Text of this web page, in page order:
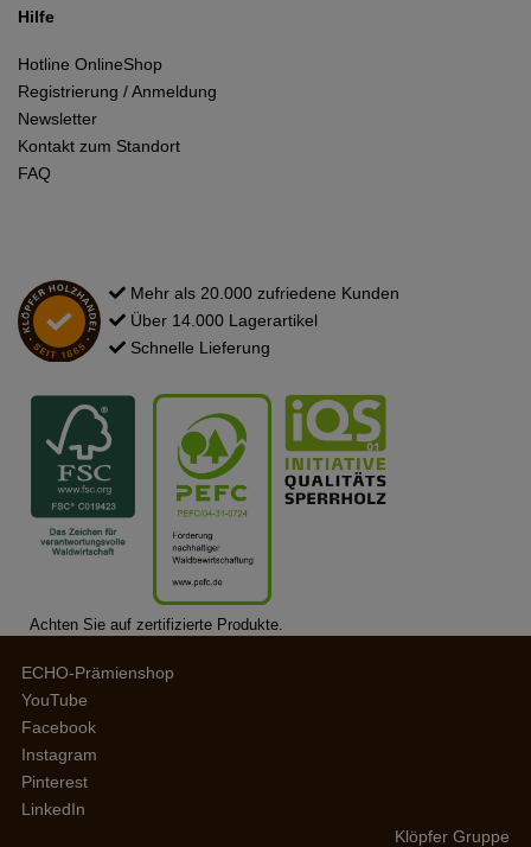
Hilfe
Hotline OnlineShop
Registrierung / Anmeldung
Newsletter
Kontakt zum Standort
FAQ
Mehr als 20.000 zufriedene Kunden
Über 14.000 Lagerartikel
Schnelle Lieferung
Achten Sie auf zertifizierte Produkte.
ECHO-Prämienshop
YouTube
Facebook
Instagram
Pinterest
LinkedIn
Klöpfer Gruppe